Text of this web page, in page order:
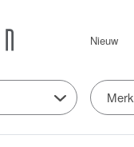
Nieuw
Merk